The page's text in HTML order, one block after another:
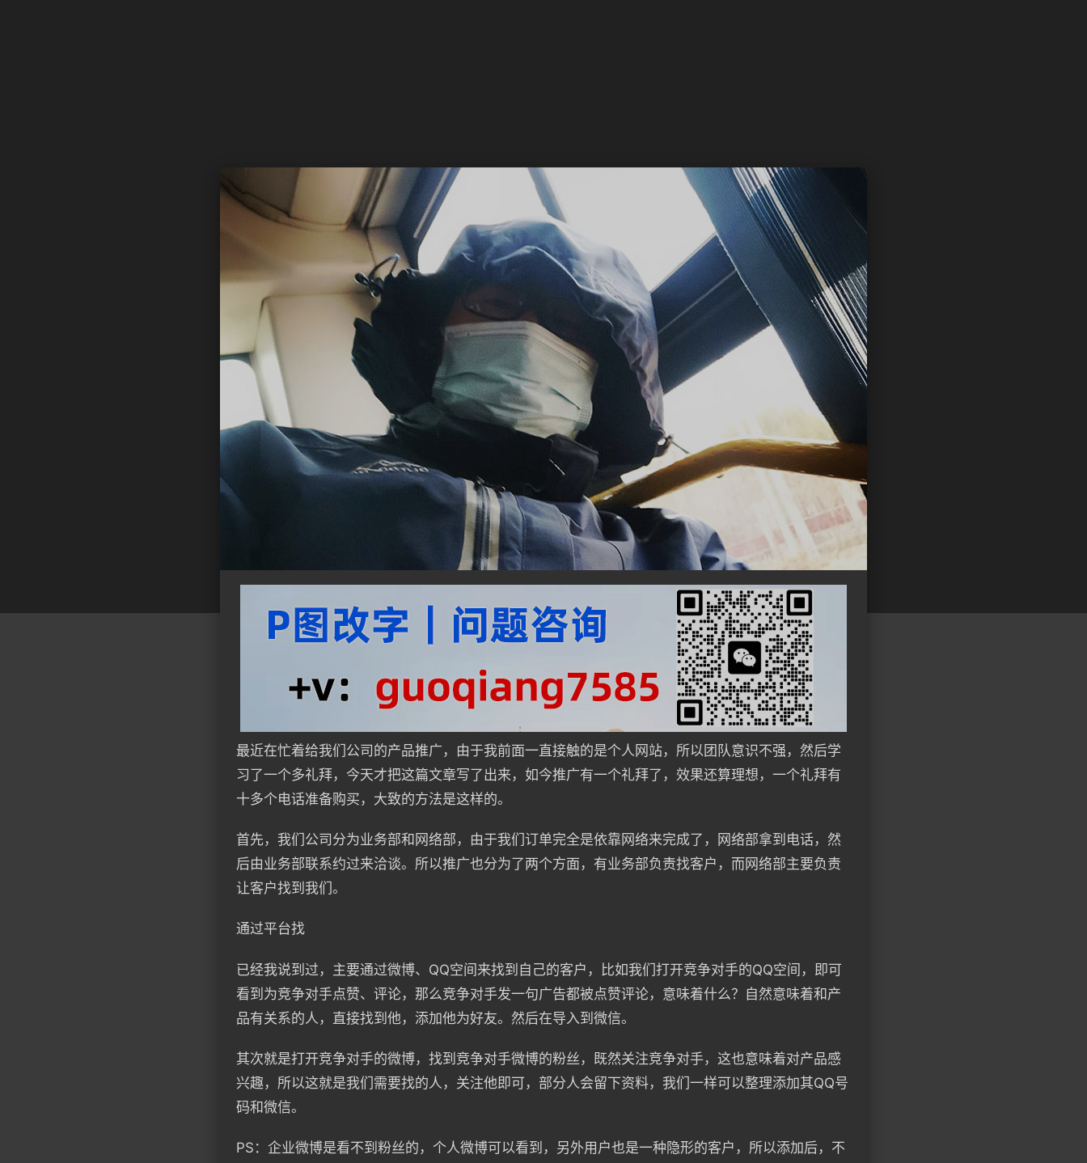
最近在忙着给我们公司的产品推广，由于我前面一直接触的是个人网站，所以团队意识不强，然后学
习了一个多礼拜，今天才把这篇文章写了出来，如今推广有一个礼拜了，效果还算理想，一个礼拜有
十多个电话准备购买，大致的方法是这样的。
首先，我们公司分为业务部和网络部，由于我们订单完全是依靠网络来完成了，网络部拿到电话，然
后由业务部联系约过来洽谈。所以推广也分为了两个方面，有业务部负责找客户，而网络部主要负责
让客户找到我们。
通过平台找
已经我说到过，主要通过微博、QQ空间来找到自己的客户，比如我们打开竞争对手的QQ空间，即可
看到为竞争对手点赞、评论，那么竞争对手发一句广告都被点赞评论，意味着什么？自然意味着和产
品有关系的人，直接找到他，添加他为好友。然后在导入到微信。
其次就是打开竞争对手的微博，找到竞争对手微博的粉丝，既然关注竞争对手，这也意味着对产品感
兴趣，所以这就是我们需要找的人，关注他即可，部分人会留下资料，我们一样可以整理添加其QQ号
码和微信。
PS：企业微博是看不到粉丝的，个人微博可以看到，另外用户也是一种隐形的客户，所以添加后，不